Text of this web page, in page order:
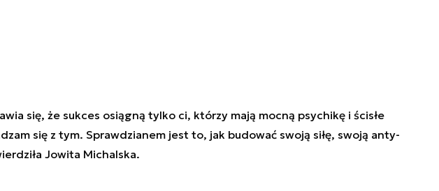
się, że sukces osiągną tylko ci, którzy mają mocną psychikę i ścisłe
się z tym. Sprawdzianem jest to, jak budować swoją siłę, swoją anty-
Jowita Michalska.